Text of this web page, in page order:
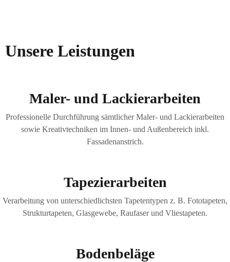
Unsere Leistungen
Maler- und Lackierarbeiten
Professionelle Durchführung sämtlicher Maler- und Lackierarbeiten
sowie Kreativtechniken im Innen- und Außenbereich inkl.
Fassadenanstrich.
Tapezierarbeiten
Verarbeitung von unterschiedlichsten Tapetentypen z. B. Fototapeten,
Strukturtapeten, Glasgewebe, Raufaser und Vliestapeten.
Bodenbeläge